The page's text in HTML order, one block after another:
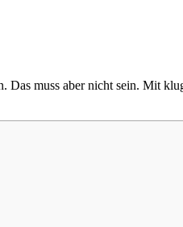
Das muss aber nicht sein. Mit